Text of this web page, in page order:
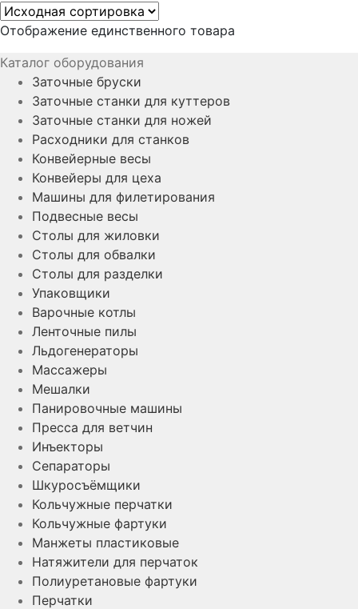
несколько
выбрать
Отображение единственного товара
Каталог оборудования
Заточные бруски
Заточные станки для куттеров
Заточные станки для ножей
Расходники для станков
Конвейерные весы
Конвейеры для цеха
Машины для филетирования
Подвесные весы
Столы для жиловки
Столы для обвалки
Столы для разделки
Упаковщики
Варочные котлы
Ленточные пилы
Льдогенераторы
Массажеры
Мешалки
Панировочные машины
Пресса для ветчин
Инъекторы
Сепараторы
Шкуросъёмщики
Кольчужные перчатки
Кольчужные фартуки
Манжеты пластиковые
Натяжители для перчаток
Полиуретановые фартуки
Перчатки